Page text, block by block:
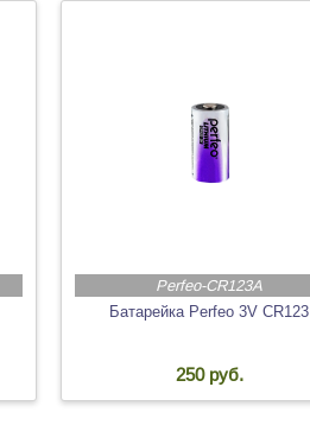
Perfeo-CR123A
Батарейка Perfeo 3V CR123
250 руб.